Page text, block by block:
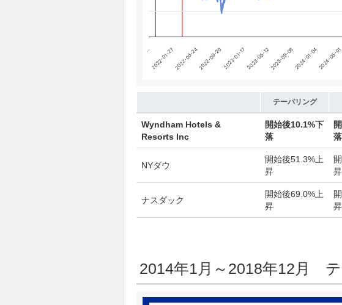
… 2022-01-272022-05-242022-09-20 2023-01-17 2023-05-122023-09-082024-01-042024-05-01
テーパリング
Wyndham Hotels &
Resorts Inc
開始後10.1%下
落
落
NYダウ
開始後51.3%上
昇
昇
ナスダック
開始後69.0%上
昇
昇
2014年1月～2018年12月